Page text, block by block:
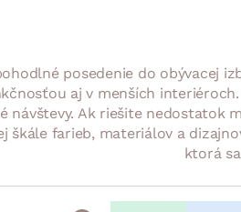
vše
posedenie do obývacej
aj v menších
návštevy. Ak riešite nedostatok
škále farieb, materiálov a
ktorá